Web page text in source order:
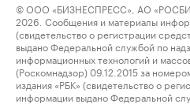
© ООО «БИЗНЕСПРЕСС», АО
2026. Сообщения и материалы
(свидетельство о регистрации
выдано Федеральной службой по
информационных технологий и
(Роскомнадзор) 09.12.2015 за
издания «РБК» (свидетельство о
информации выдано Федеральной